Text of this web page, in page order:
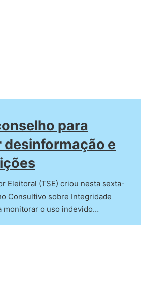
para
e
Eleitoral (TSE) criou nesta sexta-
Consultivo sobre Integridade
monitorar o uso indevido…